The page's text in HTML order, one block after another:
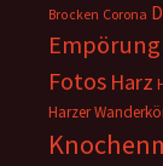
Brocken Corona
Fotos Harz
Harzer